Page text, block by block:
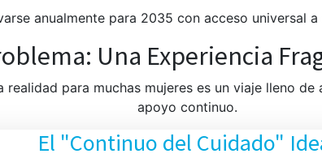
anualmente para 2035 con acceso universal
Una Experiencia
para muchas mujeres es un viaje lleno
apoyo continuo.
El "Continuo del Cuidado"